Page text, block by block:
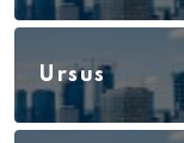
Ursus